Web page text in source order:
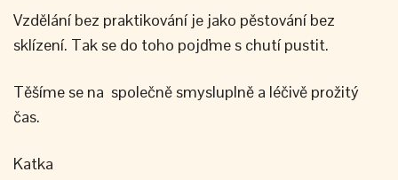
Vzdělání bez praktikování je jako pěstování bez
sklízení. Tak se do toho pojďme s chutí pustit.
Těšíme se na společně smysluplně a léčivě prožitý
čas.
Katka